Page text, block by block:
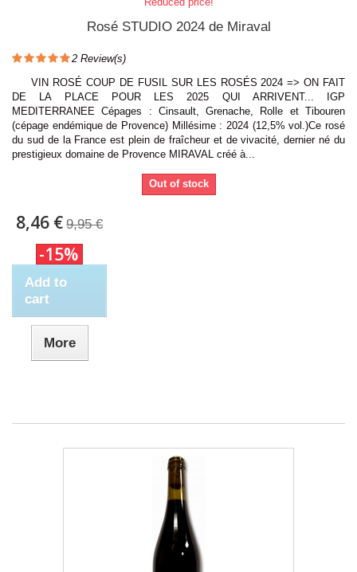
Rosé STUDIO 2024 de Miraval
2 Review(s)
VIN ROSÉ COUP DE FUSIL SUR LES ROSÉS 2024 => ON FAIT
DE LA PLACE POUR LES 2025 QUI ARRIVENT... IGP
MEDITERRANEE Cépages : Cinsault, Grenache, Rolle et Tibouren
(cépage endémique de Provence) Millésime : 2024 (12,5% vol.)Ce rosé
du sud de la France est plein de fraîcheur et de vivacité, dernier né du
prestigieux domaine de Provence MIRAVAL créé à...
Out of stock
8,46 € 9,95 €
-15%
Add to
cart
More